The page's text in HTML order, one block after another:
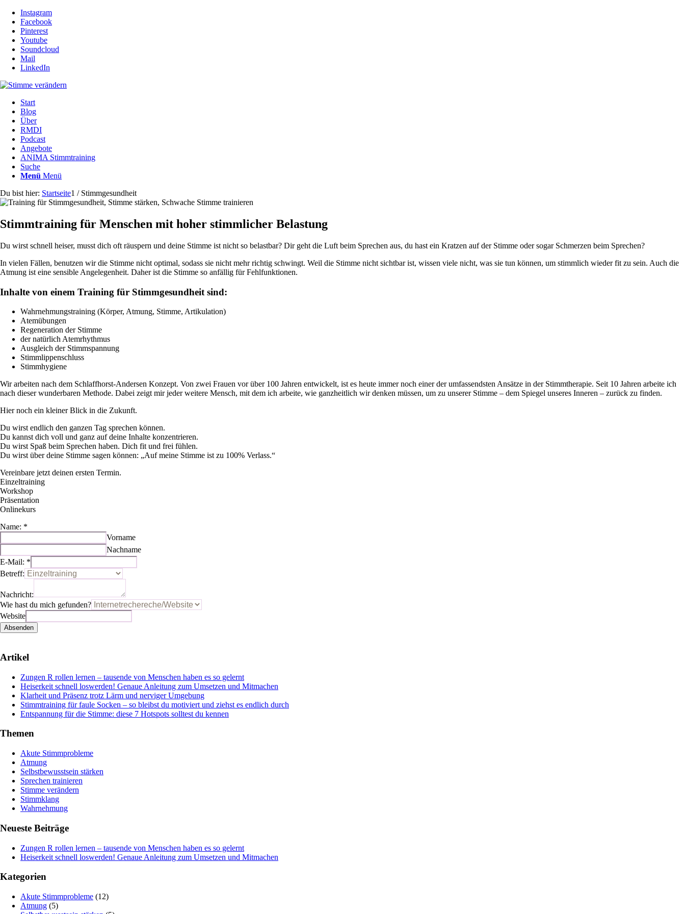
Instagram
Facebook
Pinterest
Youtube
Soundcloud
Mail
LinkedIn
Start
Blog
Über
RMDI
Podcast
Angebote
ANIMA Stimmtraining
Suche
Menü Menü
Du bist hier: Startseite1 / Stimmgesundheit
Stimmtraining für Menschen mit hoher stimmlicher Belastung
Du wirst schnell heiser, musst dich oft räuspern und deine Stimme ist nicht so belastbar? Dir geht die Luft beim Sprechen aus, du hast ein Kratzen auf der Stimme oder sogar Schmerzen beim Sprechen?
In vielen Fällen, benutzen wir die Stimme nicht optimal, sodass sie nicht mehr richtig schwingt. Weil die Stimme nicht sichtbar ist, wissen viele nicht, was sie tun können, um stimmlich wieder fit zu sein. Auch die
Atmung ist eine sensible Angelegenheit. Daher ist die Stimme so anfällig für Fehlfunktionen.
Inhalte von einem Training für Stimmgesundheit sind:
Wahrnehmungstraining (Körper, Atmung, Stimme, Artikulation)
Atemübungen
Regeneration der Stimme
der natürlich Atemrhythmus
Ausgleich der Stimmspannung
Stimmlippenschluss
Stimmhygiene
Wir arbeiten nach dem Schlaffhorst-Andersen Konzept. Von zwei Frauen vor über 100 Jahren entwickelt, ist es heute immer noch einer der umfassendsten Ansätze in der Stimmtherapie. Seit 10 Jahren arbeite ich
nach dieser wunderbaren Methode. Dabei zeigt mir jeder weitere Mensch, mit dem ich arbeite, wie ganzheitlich wir denken müssen, um zu unserer Stimme – dem Spiegel unseres Inneren – zurück zu finden.
Hier noch ein kleiner Blick in die Zukunft.
Du wirst endlich den ganzen Tag sprechen können.
Du kannst dich voll und ganz auf deine Inhalte konzentrieren.
Du wirst Spaß beim Sprechen haben. Dich fit und frei fühlen.
Du wirst über deine Stimme sagen können: „Auf meine Stimme ist zu 100% Verlass.“
Vereinbare jetzt deinen ersten Termin.
Einzeltraining
Workshop
Präsentation
Onlinekurs
Name: *
Vorname
Nachname
E-Mail: *
Betreff:
Nachricht:
Wie hast du mich gefunden?
Website
Absenden
Artikel
Zungen R rollen lernen – tausende von Menschen haben es so gelernt
Heiserkeit schnell loswerden! Genaue Anleitung zum Umsetzen und Mitmachen
Klarheit und Präsenz trotz Lärm und nerviger Umgebung
Stimmtraining für faule Socken – so bleibst du motiviert und ziehst es endlich durch
Entspannung für die Stimme: diese 7 Hotspots solltest du kennen
Themen
Akute Stimmprobleme
Atmung
Selbstbewusstsein stärken
Sprechen trainieren
Stimme verändern
Stimmklang
Wahrnehmung
Neueste Beiträge
Zungen R rollen lernen – tausende von Menschen haben es so gelernt
Heiserkeit schnell loswerden! Genaue Anleitung zum Umsetzen und Mitmachen
Kategorien
Akute Stimmprobleme (12)
Atmung (5)